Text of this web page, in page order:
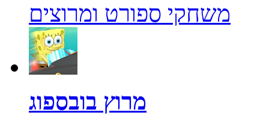
משחקי ספורט ומרוצים
מרוץ בובספוג